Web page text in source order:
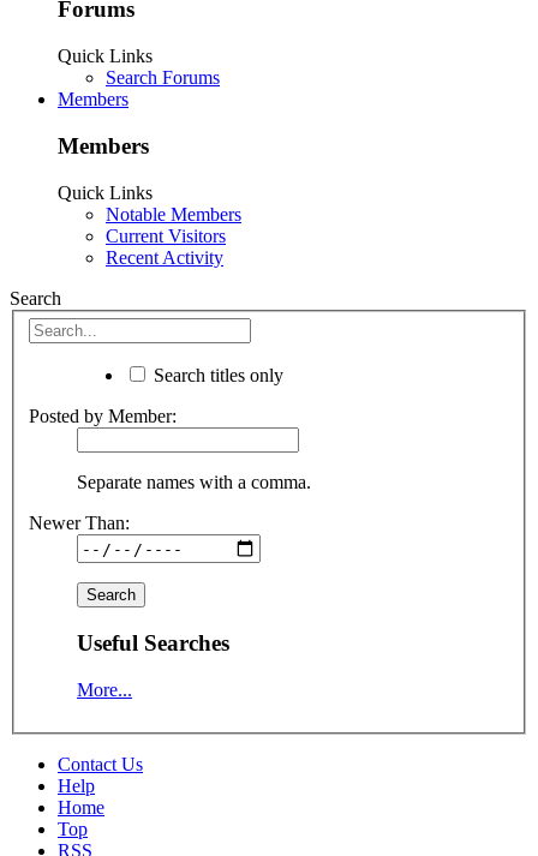
Forums
Quick Links
Search Forums
Members
Members
Quick Links
Notable Members
Current Visitors
Recent Activity
Search
Search titles only
Posted by Member:
Separate names with a comma.
Newer Than:
Useful Searches
More...
Contact Us
Help
Home
Top
RSS